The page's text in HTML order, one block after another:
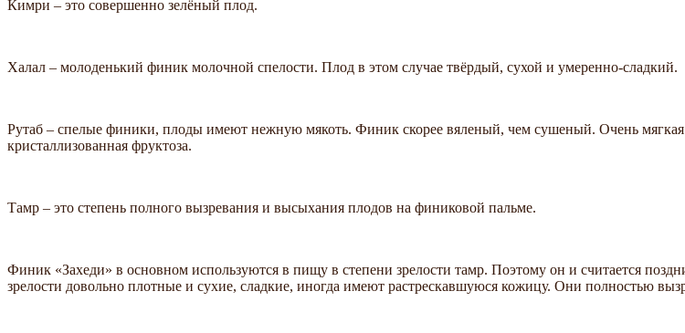
Кимри – это совершенно зелёный плод.
Халал – молоденький финик молочной спелости. Плод в этом случае твёрдый, сухой и умеренно-сладкий.
Рутаб – спелые финики, плоды имеют нежную мякоть. Финик скорее вяленый, чем сушеный. Очень мягкая
кристаллизованная фруктоза.
Тамр – это степень полного вызревания и высыхания плодов на финиковой пальме.
Финик «Захеди» в основном используются в пищу в степени зрелости тамр. Поэтому он и считается
зрелости довольно плотные и сухие, сладкие, иногда имеют растрескавшуюся кожицу. Они полностью